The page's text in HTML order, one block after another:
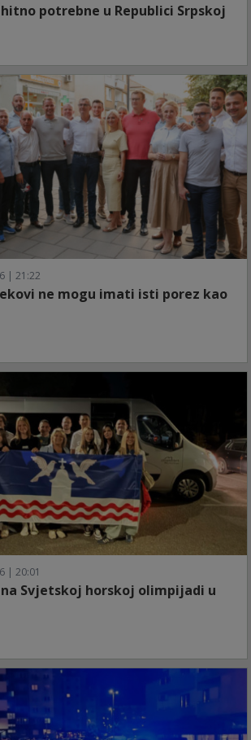
potrebne u Republici Srpskoj
| 21:22
ne mogu imati isti porez kao
| 20:01
Svjetskoj horskoj olimpijadi u